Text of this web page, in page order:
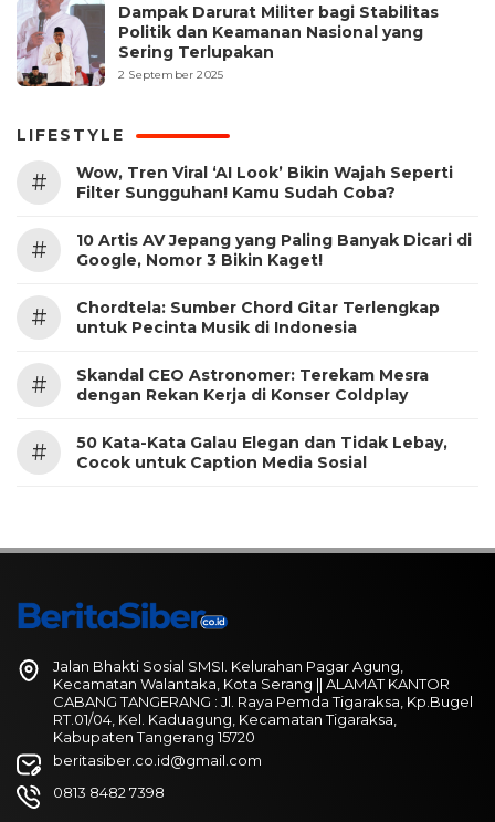
Dampak Darurat Militer bagi Stabilitas
Politik dan Keamanan Nasional yang
Sering Terlupakan
2 September 2025
LIFESTYLE
#
Wow, Tren Viral ‘AI Look’ Bikin Wajah Seperti
Filter Sungguhan! Kamu Sudah Coba?
#
10 Artis AV Jepang yang Paling Banyak Dicari di
Google, Nomor 3 Bikin Kaget!
#
Chordtela: Sumber Chord Gitar Terlengkap
untuk Pecinta Musik di Indonesia
#
Skandal CEO Astronomer: Terekam Mesra
dengan Rekan Kerja di Konser Coldplay
#
50 Kata-Kata Galau Elegan dan Tidak Lebay,
Cocok untuk Caption Media Sosial
Jalan Bhakti Sosial SMSI. Kelurahan Pagar Agung,
Kecamatan Walantaka, Kota Serang || ALAMAT KANTOR
CABANG TANGERANG : Jl. Raya Pemda Tigaraksa, Kp.Bugel
RT.01/04, Kel. Kaduagung, Kecamatan Tigaraksa,
Kabupaten Tangerang 15720
beritasiber.co.id@gmail.com
0813 8482 7398